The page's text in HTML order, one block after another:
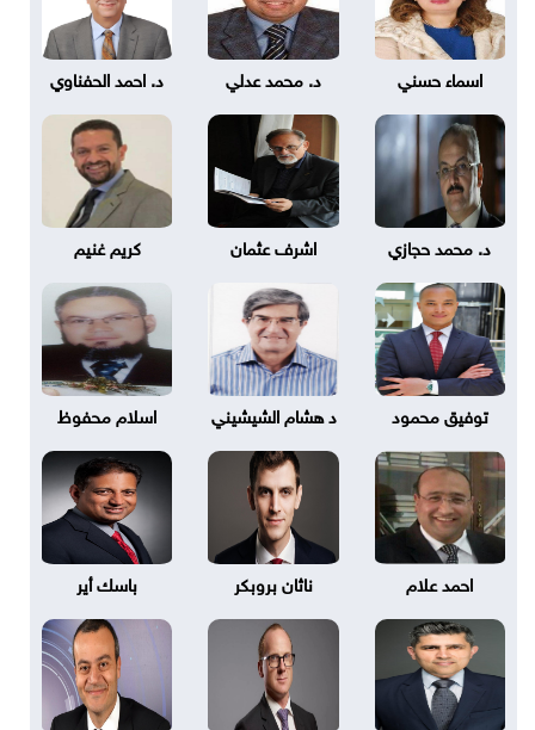
اسماء حسني د. محمد عدلي د. احمد الحفناوي
د. محمد حجازي اشرف عثمان كريم غنيم
توفيق محمود د هشام الشيشيني اسلام محفوظ
احمد علام ناثان بروبكر باسك أير